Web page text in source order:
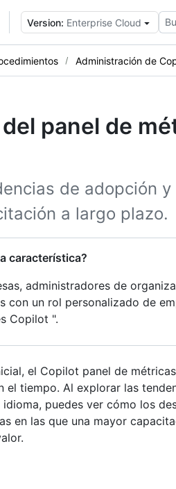
Version: Enterprise Cloud
Administración de
panel de
de adopción
a largo plazo.
característica?
administradores de
con un rol personalizado de
Copilot ".
el Copilot panel de
el tiempo. Al explorar las
puedes ver cómo los
en las que una mayor